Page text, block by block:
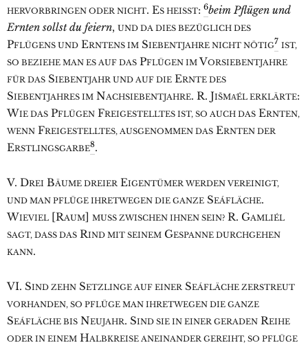
HERVORBRINGEN ODER NICHT. ES HEISST: 6beim Pflügen und
Ernten sollst du feiern, UND DA DIES BEZÜGLICH DES
PFLÜGENS UND ERNTENS IM SIEBENTJAHRE NICHT NÖTIG7 IST,
SO BEZIEHE MAN ES AUF DAS PFLÜGEN IMVORSIEBENTJAHRE
FÜR DAS SIEBENTJAHR UND AUF DIE ERNTE DES
SIEBENTJAHRES IM NACHSIEBENTJAHRE. R. JIŠMA͑ÉL ERKLÄRTE:
WIE DAS PFLÜGEN FREIGESTELLTES IST, SO AUCH DAS ERNTEN,
WENN FREIGESTELLTES, AUSGENOMMEN DAS ERNTEN DER
ERSTLINGSGARBE8.
V. DREI BÄUME DREIER EIGENTÜMER WERDEN VEREINIGT,
UND MAN PFLÜGE IHRETWEGEN DIE GANZE SEÁFLÄCHE.
WIEVIEL [RAUM] MUSS ZWISCHEN IHNEN SEIN? R. GAMLIÉL
SAGT, DASS DAS RIND MIT SEINEM GESPANNE DURCHGEHEN
KANN.
VI. SIND ZEHN SETZLINGE AUF EINER SEÁFLÄCHE ZERSTREUT
VORHANDEN, SO PFLÜGE MAN IHRETWEGEN DIE GANZE
SEÁFLÄCHE BIS NEUJAHR. SIND SIE IN EINER GERADEN REIHE
ODER IN EINEM HALBKREISE ANEINANDER GEREIHT, SO PFLÜGE